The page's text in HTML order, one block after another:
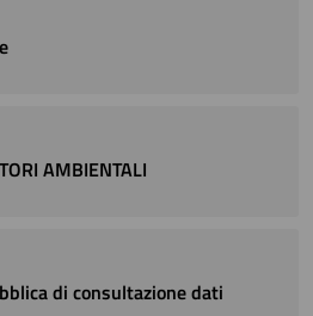
AMBIENTALI
di consultazione dati